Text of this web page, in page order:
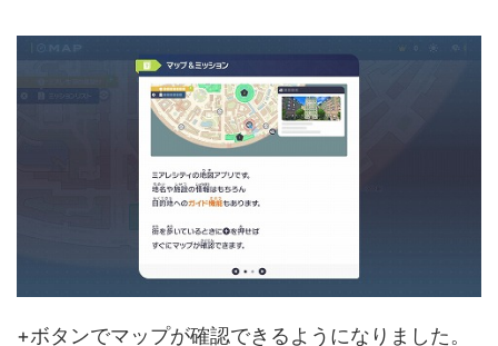
+ボタンでマップが確認できるようになりました。